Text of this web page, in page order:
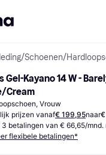
/Schoenen/
Gel-Kayano 14 W -
Cream
Vrouw
prijzen vanaf€ 199,95naar
3 betalingen van € 66,65/mnd.
flexibele betalingen*